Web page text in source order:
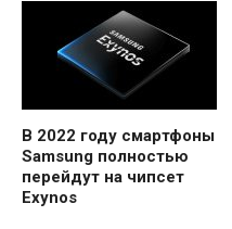
В 2022 году смартфоны
Samsung полностью
перейдут на чипсет
Exynos